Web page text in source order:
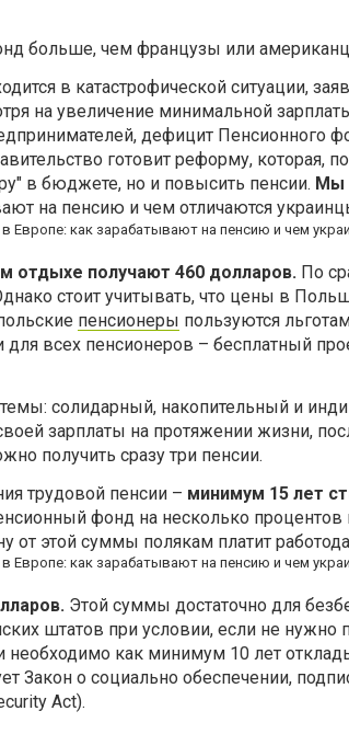
больше, чем французы или
в катастрофической ситуации,
на увеличение минимальной
дефицит Пенсионного
готовит реформу, которая,
в бюджете, но и повысить пенсии. Мы
на пенсию и чем отличаются
отдыхе получают 460 долларов. По
стоит учитывать, что цены в
пенсионеры пользуются
для всех пенсионеров – бесплатный
солидарный, накопительный и
зарплаты на протяжении жизни,
получить сразу три пенсии.
трудовой пенсии – минимум 15 лет
фонд на несколько процентов
от этой суммы полякам платит
Этой суммы достаточно для
штатов при условии, если не нужно
как минимум 10 лет
Закон о социально обеспечении,
Act).